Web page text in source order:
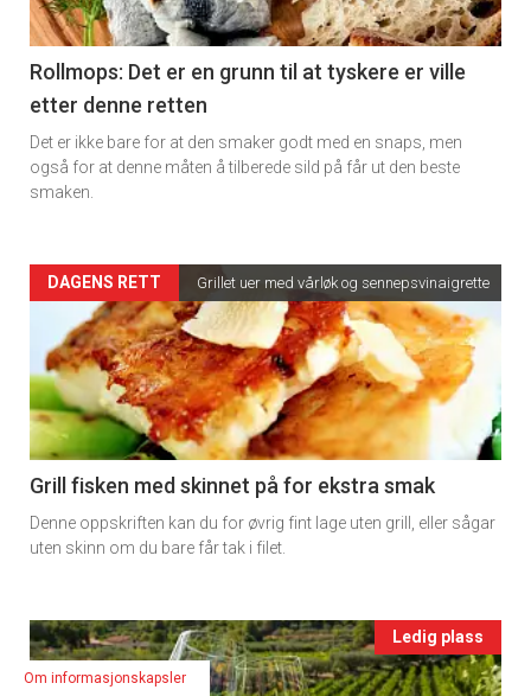
section
11
Dagens
rett
Rollmops: Det er en grunn til at tyskere er ville
etter denne retten
Det er ikke bare for at den smaker godt med en snaps, men
også for at denne måten å tilberede sild på får ut den beste
smaken.
Artikler
detail
-
section
11
Ukens
DAGENS RETT Grillet uer med vårløk og sennepsvinaigrette
Grill fisken med skinnet på for ekstra smak
Denne oppskriften kan du for øvrig fint lage uten grill, eller sågar
uten skinn om du bare får tak i filet.
Events
Ledig plass
Om informasjonskapsler